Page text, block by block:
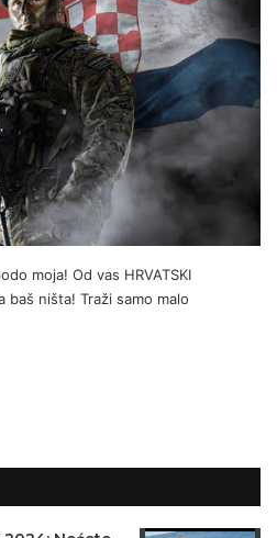
moja! Od vas HRVATSKI
baš ništa! Traži samo malo